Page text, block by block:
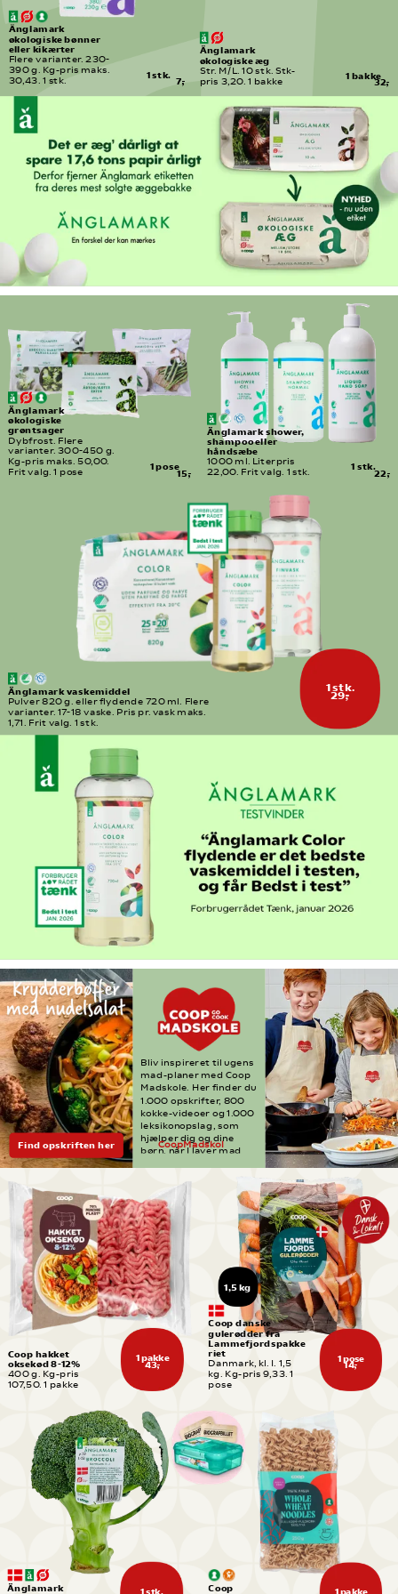
1 bakke
32,-
Änglamark
økologiske æg
Str. M/L. 10 stk. Stk-
pris 3,20. 1 bakke
1 stk.
7,-
Änglamark
økologiske bønner
eller kikærter
Flere varianter. 230-
390 g. Kg-pris maks.
30,43. 1 stk.
1 stk.
29,-
Änglamark vaskemiddel
Pulver 820 g. eller flydende 720 ml. Flere
varianter. 17-18 vaske. Pris pr. vask maks.
1,71. Frit valg. 1 stk.
1 pose
15,-
Änglamark
økologiske
grøntsager
Dybfrost. Flere
varianter. 300-450 g.
Kg-pris maks. 50,00.
Frit valg. 1 pose
1 stk.
22,-
Änglamark shower,
shampoo eller
håndsæbe
1000 ml. Literpris
22,00. Frit valg. 1 stk.
Bliv inspireret til ugens
mad-planer med Coop
Madskole. Her finder du
1.000 opskrifter, 800
kokke-videoer og 1.000
leksikonopslag, som
hjælper dig og dine
børn, når I laver mad
CoopMadskol
Find opskriften her
1 pakke
43,-
Coop hakket
oksekød 8-12%
400 g. Kg-pris
107,50. 1 pakke
1 stk.
Änglamark
1 pose
14,-
Coop danske
gulerødder fra
Lammefjordspakke
riet
Danmark, kl. I. 1,5
kg. Kg-pris 9,33. 1
pose
1 pakke
Coop
1,5 kg